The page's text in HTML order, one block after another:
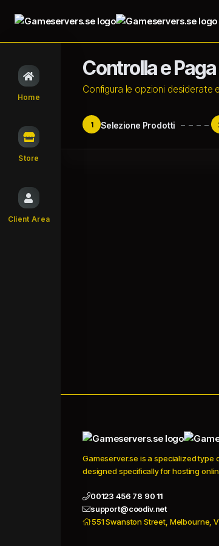
Home
Store
Client Area
Controlla e Paga
Configura le opzioni desiderate
1 Selezione Prodotti
Gameserver.se is a specialized type
designed specifically for hosting
00123 456 78 90 11
support@coodiv.net
551 Swanston Street, Melbourne,